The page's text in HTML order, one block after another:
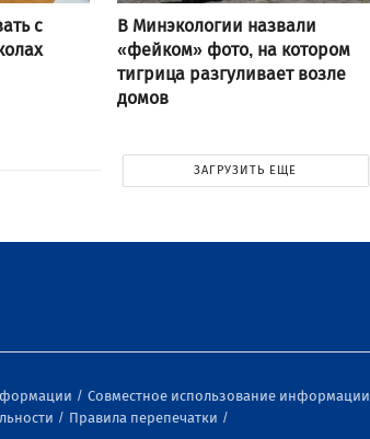
с
В Минэкологии назвали
«фейком» фото, на котором
тигрица разгуливает возле
домов
ЗАГРУЗИТЬ ЕЩЕ
Совместное использование информации
Правила перепечатки